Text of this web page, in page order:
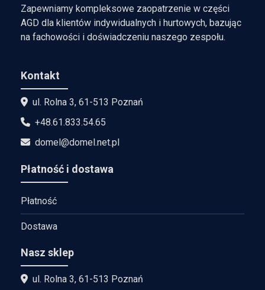
Zapewniamy kompleksowe zaopatrzenie w części
AGD dla klientów indywidualnych i hurtowych, bazując
na fachowości i doświadczeniu naszego zespołu.
Kontakt
ul. Rolna 3, 61-513 Poznań
+48.61.833.54.65
domel@domel.net.pl
Płatność i dostawa
Płatność
Dostawa
Nasz sklep
ul. Rolna 3, 61-513 Poznań